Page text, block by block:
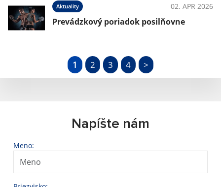
Aktuality 02. APR 2026
Prevádzkový poriadok posilňovne
1 2 3 4 >
Napíšte nám
Meno: